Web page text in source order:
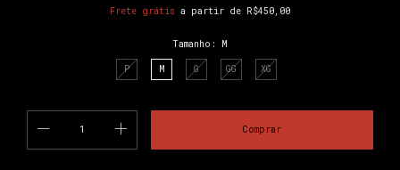
Frete grátis a partir de R$450,00
Tamanho: M
P M G GG XG